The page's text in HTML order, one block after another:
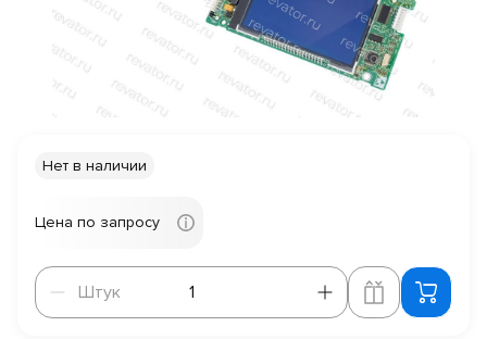
Нет в наличии
Цена по запросу
Штук
Штук